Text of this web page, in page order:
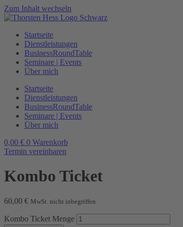
Zum Inhalt wechseln
Startseite
Dienstleistungen
BusinessRoundTable
Seminare | Events
Über mich
Startseite
Dienstleistungen
BusinessRoundTable
Seminare | Events
Über mich
0,00 € 0 Warenkorb
Termin vereinbaren
Kombo Ticket
60,00 € MwSt. nicht inbegriffen
Kombo Ticket Menge